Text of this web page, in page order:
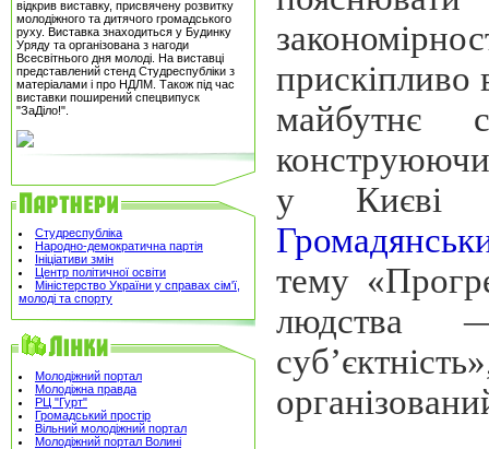
відкрив виставку, присвячену розвитку
молодіжного та дитячого громадського
руху. Виставка знаходиться у Будинку
Уряду та організована з нагоди
Всесвітнього дня молоді. На виставці
представлений стенд Студреспубліки з
матеріалами і про НДЛМ. Також під час
виставки поширений спецвипуск
"ЗаДіло!".
Студреспубліка
Народно-демократична партія
Ініціативи змін
Центр політичної освіти
Міністерство України у справах сім'ї,
молоді та спорту
Молодіжний портал
Молодіжна правда
РЦ "Гурт"
Громадський простір
Вільний молодіжний портал
Молодіжний портал Волині
прискіпливо
майбутнє
у
тему
людства
суб’єктність»